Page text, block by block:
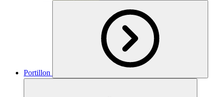
Portillon